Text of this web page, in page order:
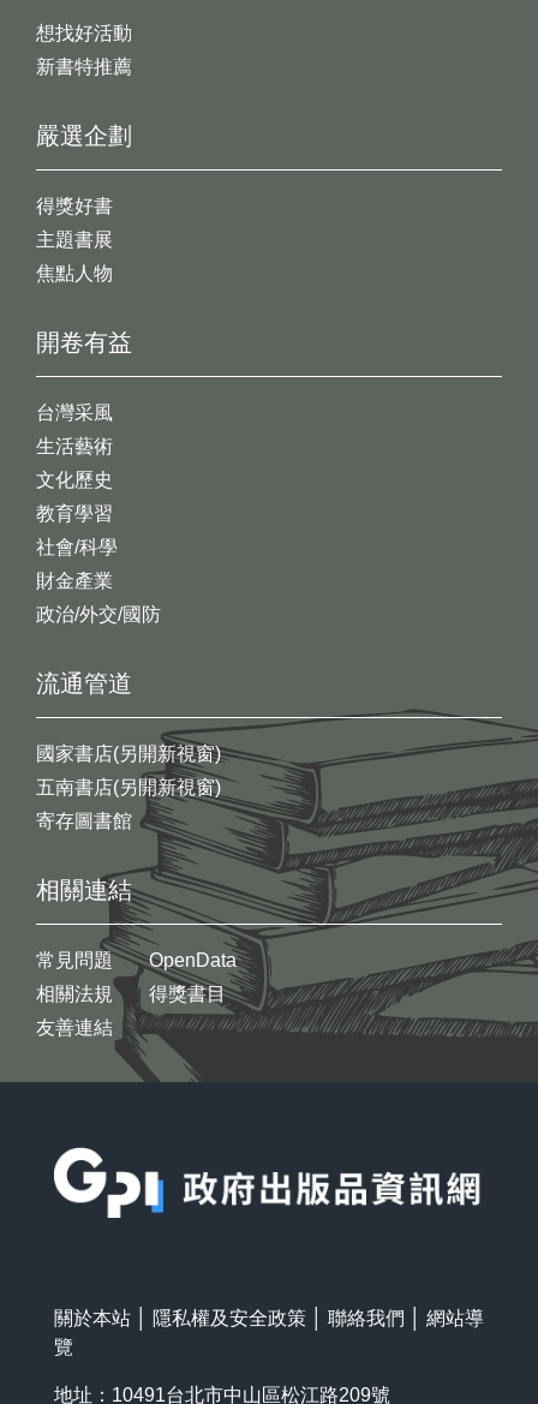
想找好活動
新書特推薦
開卷有益
台灣采風
生活藝術
文化歷史
教育學習
社會/科學
財金產業
政治/外交/國防
嚴選企劃
得獎好書
主題書展
焦點人物
流通管道
國家書店(另開新視窗)
五南書店(另開新視窗)
寄存圖書館
相關連結
常見問題
相關法規
友善連結
OpenData
得獎書目
關於本站 隱私權及安全政策 聯絡我們
網站導
覽
地址：10491台北市中山區松江路209號